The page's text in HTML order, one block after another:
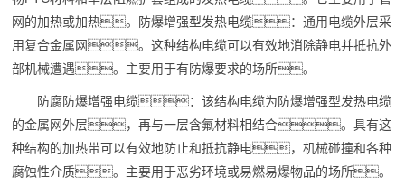
网的加热或加热。防爆增强型发热电缆：通用电缆外层采
用复合金属网。这种结构电缆可以有效地消除静电并抵抗外
部机械遭遇。主要用于有防爆要求的场所。
防腐防爆增强电缆：该结构电缆为防爆增强型发热电缆
的金属网外层，再与一层含氟材料相结合。具有这
种结构的加热带可以有效地防止和抵抗静电，机械碰撞和各种
腐蚀性介质。主要用于恶劣环境或易燃易爆物品的场所。